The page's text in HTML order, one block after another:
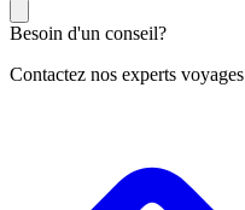
Besoin d'un conseil?
Contactez nos experts voyages